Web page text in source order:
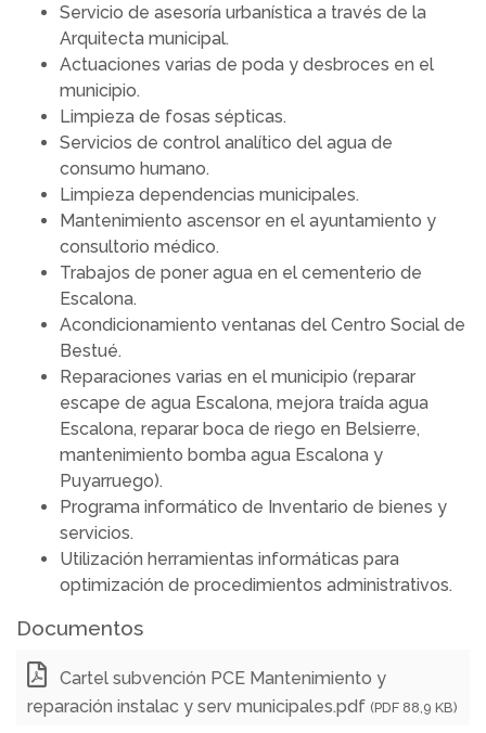
Servicio de asesoría urbanística a través de la
Arquitecta municipal.
Actuaciones varias de poda y desbroces en el
municipio.
Limpieza de fosas sépticas.
Servicios de control analítico del agua de
consumo humano.
Limpieza dependencias municipales.
Mantenimiento ascensor en el ayuntamiento y
consultorio médico.
Trabajos de poner agua en el cementerio de
Escalona.
Acondicionamiento ventanas del Centro Social de
Bestué.
Reparaciones varias en el municipio (reparar
escape de agua Escalona, mejora traída agua
Escalona, reparar boca de riego en Belsierre,
mantenimiento bomba agua Escalona y
Puyarruego).
Programa informático de Inventario de bienes y
servicios.
Utilización herramientas informáticas para
optimización de procedimientos administrativos.
Documentos
Cartel subvención PCE Mantenimiento y
reparación instalac y serv municipales.pdf (PDF 88,9 KB)